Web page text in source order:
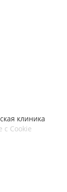
клиника
с Cookie